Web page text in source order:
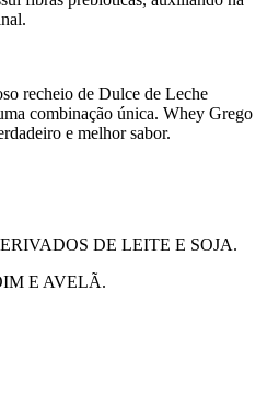
recheio de Dulce de Leche
combinação única. Whey Grego
e melhor sabor.
DE LEITE E SOJA.
E AVELÃ.